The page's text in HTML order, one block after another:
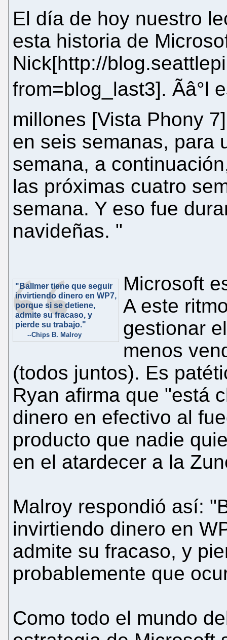
El día de hoy nuestro
esta historia de
Nick[http://
from=blog_last3].
millones [Vista Phony
en seis semanas, para
semana, a
las próximas cuatro
semana. Y eso fue
navideñas. "
"Ballmer tiene que seguir
invirtiendo dinero en WP7,
porque si se detiene,
admite su fracaso, y
pierde su trabajo."
--Chips B. Malroy
Microsoft
A este
gestionar
menos
(todos juntos). Es
Ryan afirma que "está
dinero en efectivo al
producto que nadie
en el atardecer a la
Malroy respondió así:
invirtiendo dinero en
admite su fracaso, y
probablemente que
Como todo el mundo